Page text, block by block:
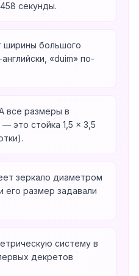
секунды.
большого
«duim» по-
все размеры в
это стойка 1,5 × 3,5
зеркало диаметром
размер задавали
систему в
декретов